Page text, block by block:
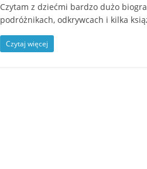
Czytam z dziećmi bardzo dużo
podróżnikach, odkrywcach i kilka
Czytaj więcej